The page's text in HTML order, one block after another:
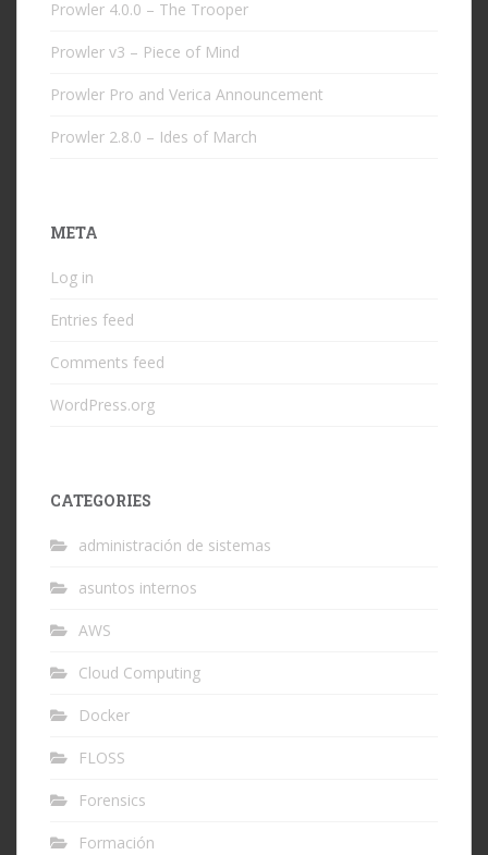
Prowler 4.0.0 – The Trooper
Prowler v3 – Piece of Mind
Prowler Pro and Verica Announcement
Prowler 2.8.0 – Ides of March
META
Log in
Entries feed
Comments feed
WordPress.org
CATEGORIES
administración de sistemas
asuntos internos
AWS
Cloud Computing
Docker
FLOSS
Forensics
Formación